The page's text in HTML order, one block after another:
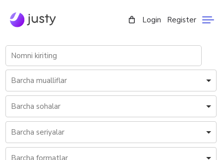
Login Register